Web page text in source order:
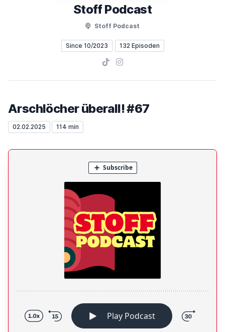
Stoff Podcast
Stoff Podcast
Since 10/2023 132 Episoden
TikTokInstagram
Arschlöcher überall! #67
02.02.2025 114 min